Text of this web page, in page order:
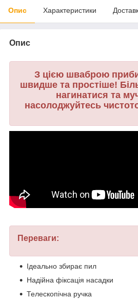
Опис Характеристики
Опис
З цією шваброю
швидше та простіше!
нагинатися та
насолоджуйтесь
Переваги:
Ідеально збирає пил
Надійна фіксація насадки
Телескопічна ручка